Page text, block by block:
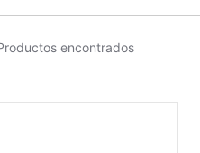
encontrados